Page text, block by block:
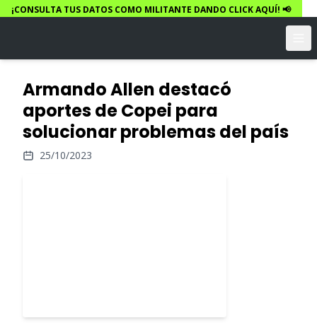
¡CONSULTA TUS DATOS COMO MILITANTE DANDO CLICK AQUÍ! 📢
Armando Allen destacó
aportes de Copei para
solucionar problemas del país
25/10/2023